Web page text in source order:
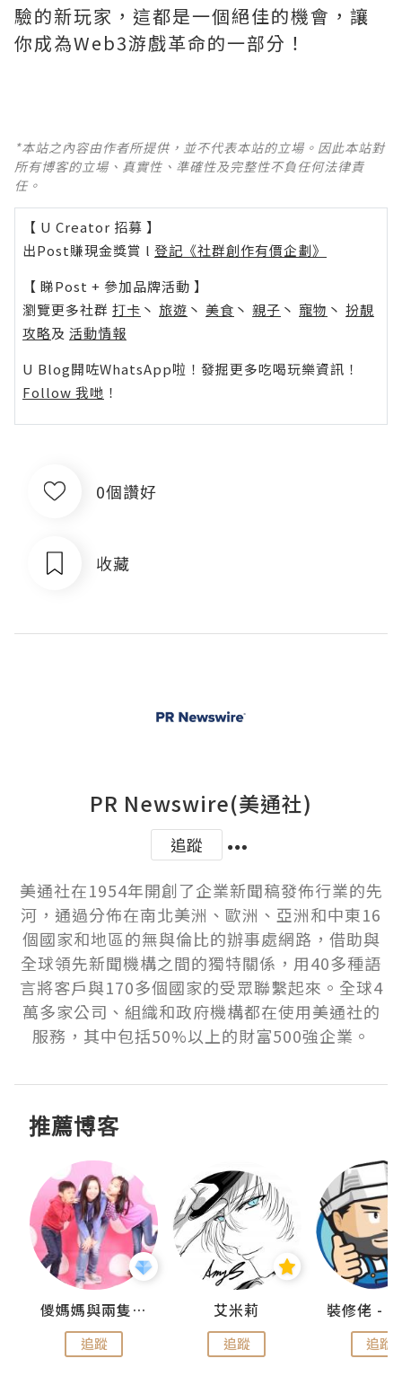
驗的新玩家，這都是一個絕佳的機會，讓
你成為Web3游戲革命的一部分！
*本站之內容由作者所提供，並不代表本站的立場。因此本站對
所有博客的立場、真實性、準確性及完整性不負任何法律責
任。
【 U Creator 招募 】
出Post賺現金獎賞 l 登記《社群創作有價企劃》
【 睇Post + 參加品牌活動 】
瀏覽更多社群 打卡 丶 旅遊 丶 美食 丶 親子 丶 寵物 丶 扮靚
攻略及 活動情報
U Blog開咗WhatsApp啦！發掘更多吃喝玩樂資訊！
Follow 我哋 ！
0個讚好
收藏
PR Newswire(美通社)
追蹤
美通社在1954年開創了企業新聞稿發佈行業的先
河，通過分佈在南北美洲、歐洲、亞洲和中東16
個國家和地區的無與倫比的辦事處網路，借助與
全球領先新聞機構之間的獨特關係，用40多種語
言將客戶與170多個國家的受眾聯繫起來。全球4
萬多家公司、組織和政府機構都在使用美通社的
服務，其中包括50%以上的財富500強企業。
推薦博客
儍媽媽與兩隻小魔怪之家
追蹤
艾米莉
追蹤 追蹤